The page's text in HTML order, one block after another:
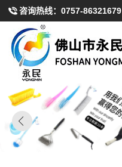
咨询热线： 0757-86321679